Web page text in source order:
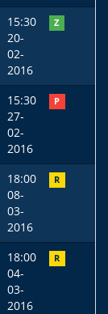
15:30
20-
02-
2016
Z
15:30
27-
02-
2016
P
18:00
08-
03-
2016
R
18:00
04-
03-
2016
R